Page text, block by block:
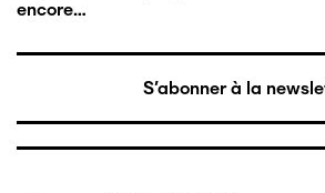
encore…
S'abonner à la